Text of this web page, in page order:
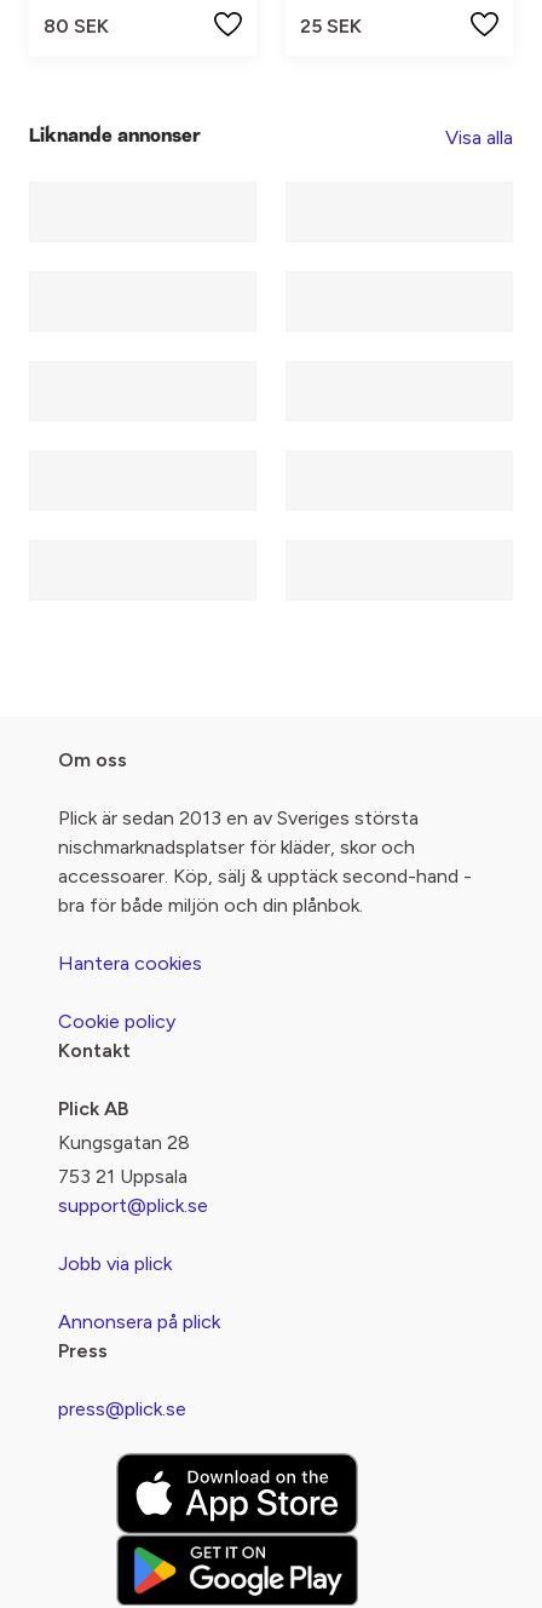
80 SEK
25 SEK
Liknande annonser Visa alla
Om oss
Plick är sedan 2013 en av Sveriges största
nischmarknadsplatser för kläder, skor och
accessoarer. Köp, sälj & upptäck second-hand -
bra för både miljön och din plånbok.
Hantera cookies
Cookie policy
Kontakt
Plick AB
Kungsgatan 28
753 21 Uppsala
support@plick.se
Jobb via plick
Annonsera på plick
Press
press@plick.se